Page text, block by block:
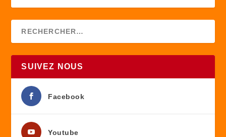
SUIVEZ NOUS
Facebook
Youtube